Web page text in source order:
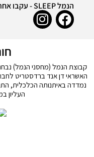
הנמל SLEEP - עקבו אחרינו!
קבוצת הנמל (מחסני הנמל)
האשראי דן אנד ברדסטריט
נמדדה באיתנותה הכלכלית,
העליון